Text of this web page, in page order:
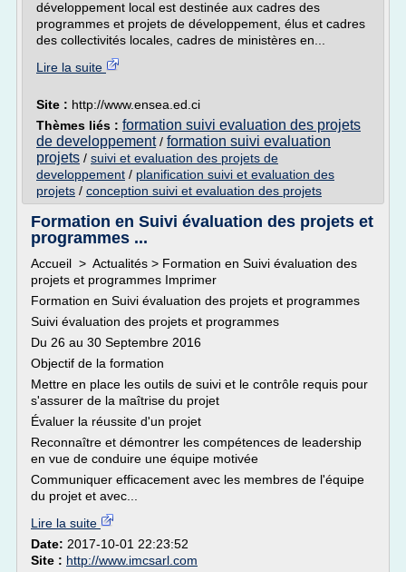
développement local est destinée aux cadres des
programmes et projets de développement, élus et cadres
des collectivités locales, cadres de ministères en...
Lire la suite
Site : http://www.ensea.ed.ci
Thèmes liés : formation suivi evaluation des projets
de developpement/ formation suivi evaluation
projets / suivi et evaluation des projets de
developpement / planification suivi et evaluation des
projets / conception suivi et evaluation des projets
Formation en Suivi évaluation des projets et
programmes ...
Accueil > Actualités > Formation en Suivi évaluation des
projets et programmes Imprimer
Formation en Suivi évaluation des projets et programmes
Suivi évaluation des projets et programmes
Du 26 au 30 Septembre 2016
Objectif de la formation
Mettre en place les outils de suivi et le contrôle requis pour
s'assurer de la maîtrise du projet
Évaluer la réussite d'un projet
Reconnaître et démontrer les compétences de leadership
en vue de conduire une équipe motivée
Communiquer efficacement avec les membres de l'équipe
du projet et avec...
Lire la suite
Date: 2017-10-01 22:23:52
Site : http://www.imcsarl.com